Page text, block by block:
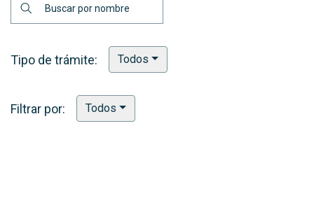
Tipo de trámite: Todos
Filtrar por: Todos